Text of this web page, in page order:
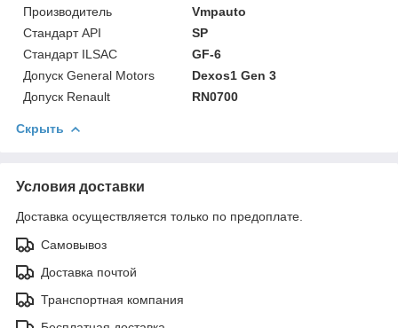
Производитель
Vmpauto
Стандарт API
SP
Стандарт ILSAC
GF-6
Допуск General Motors
Dexos1 Gen 3
Допуск Renault
RN0700
Скрыть
Условия доставки
Доставка осуществляется только по предоплате.
Самовывоз
Доставка почтой
Транспортная компания